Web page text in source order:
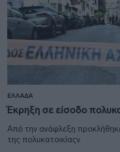
ΕΛΛΑΔΑ
Έκρηξη σε είσοδο
Από την ανάφλεξη
της πολυκατοικίαςv